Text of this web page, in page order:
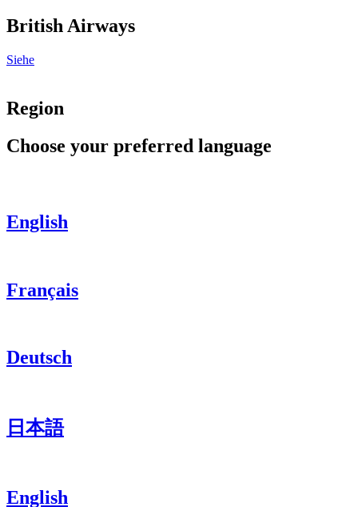
British Airways
Siehe
Region
Choose your preferred language
English
Français
Deutsch
日本語
English